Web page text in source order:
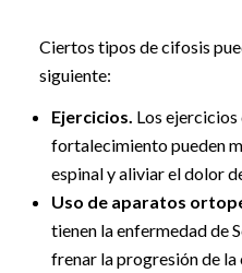
Ciertos tipos de cifosis
siguiente:
Ejercicios. Los
fortalecimiento pueden
espinal y aliviar el dolor
Uso de aparatos
tienen la enfermedad de
frenar la progresión de